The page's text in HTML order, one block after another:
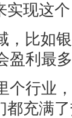
实现这
，比如
盈利最
个行业
充满